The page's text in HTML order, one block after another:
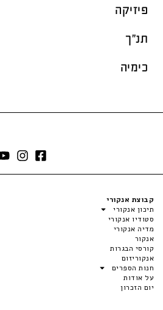
פיזיקה
תנ"ך
כימיה
קבוצת אנקורי
תיכון אנקורי
סטודיו אנקורי
מדיה אנקורי
אנקור
קורסי הבגרות
אנקוריזום
חנות הספרים
על אודות
יום הזכרון